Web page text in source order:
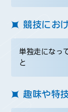
競技にお
単独走になっ
と
趣味や特